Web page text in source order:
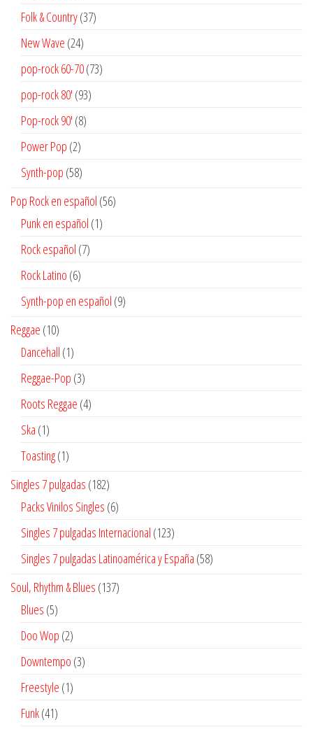
productos
Folk & Country 3737
New Wave 2424
productos
pop-rock 60-70 7373
pop-rock 80' 9393
Pop-rock 90' 88
Power Pop 22
productos
Synth-pop 5858
Pop Rock en español 5656
Punk en español 11
Rock español 77
Rock Latino 66
productos
Synth-pop en español 99
Reggae 1010
productos
Dancehall 11
producto
Reggae-Pop 33
productos
Roots Reggae 44
Ska 11
producto
Toasting 11
Singles 7 pulgadas 182182
productos
Packs Vinilos Singles 66
productos
Singles 7 pulgadas Internacional 123123
productos
Singles 7 pulgadas Latinoamérica y España 5858
Soul, Rhythm & Blues 137137
Blues 55
productos
Doo Wop 22
productos
Downtempo 33
Freestyle 11
Funk 4141